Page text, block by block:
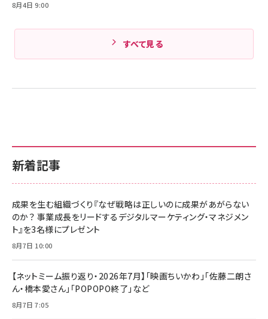
新着記事
成果を生む組織づくり『なぜ戦略は正しいのに成果があがらない
のか？ 事業成長をリードするデジタルマーケティング・マネジメン
ト』を3名様にプレゼント
8月7日 10:00
【ネットミーム振り返り・2026年7月】「映画ちいかわ」「佐藤二朗さ
ん・橋本愛さん」「POPOPO終了」など
8月7日 7:05
8月4日 9:00
すべて見る